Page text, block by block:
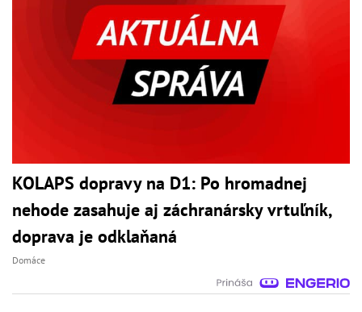
KOLAPS dopravy na D1: Po hromadnej
nehode zasahuje aj záchranársky vrtuľník,
doprava je odklaňaná
Domáce